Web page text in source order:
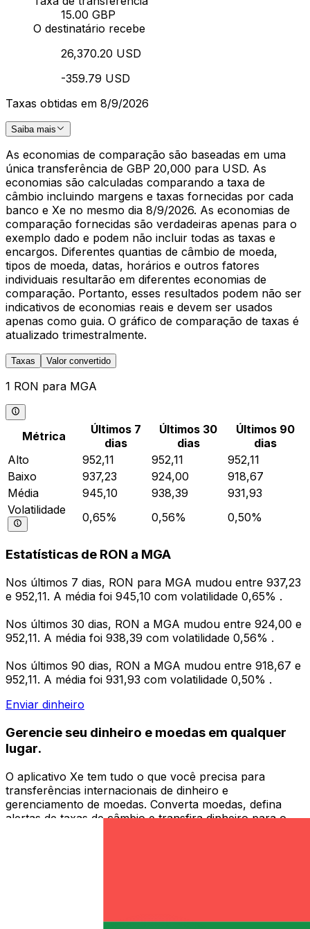
15.00 GBP
O destinatário recebe
26,370.20 USD
-359.79 USD
Taxas obtidas em 8/9/2026
Saiba mais
As economias de comparação são baseadas em uma
única transferência de GBP 20,000 para USD. As
economias são calculadas comparando a taxa de
câmbio incluindo margens e taxas fornecidas por cada
banco e Xe no mesmo dia 8/9/2026. As economias de
comparação fornecidas são verdadeiras apenas para o
exemplo dado e podem não incluir todas as taxas e
encargos. Diferentes quantias de câmbio de moeda,
tipos de moeda, datas, horários e outros fatores
individuais resultarão em diferentes economias de
comparação. Portanto, esses resultados podem não ser
indicativos de economias reais e devem ser usados
apenas como guia. O gráfico de comparação de taxas é
atualizado trimestralmente.
Taxas Valor convertido
1 RON para MGA
Métrica
Últimos 7
dias
Últimos 30
dias
Últimos 90
dias
Alto
952,11 952,11
952,11
Baixo
937,23 924,00
918,67
Média
945,10 938,39
931,93
Volatilidade
0,65% 0,56% 0,50%
Estatísticas de RON a MGA
Nos últimos 7 dias, RON para MGA mudou entre 937,23
e 952,11. A média foi 945,10 com volatilidade 0,65% .
Nos últimos 30 dias, RON a MGA mudou entre 924,00 e
952,11. A média foi 938,39 com volatilidade 0,56% .
Nos últimos 90 dias, RON a MGA mudou entre 918,67 e
952,11. A média foi 931,93 com volatilidade 0,50% .
Enviar dinheiro
Gerencie seu dinheiro e moedas em qualquer
lugar.
O aplicativo Xe tem tudo o que você precisa para
transferências internacionais de dinheiro e
gerenciamento de moedas. Converta moedas, defina
alertas de taxas de câmbio e transfira dinheiro para o